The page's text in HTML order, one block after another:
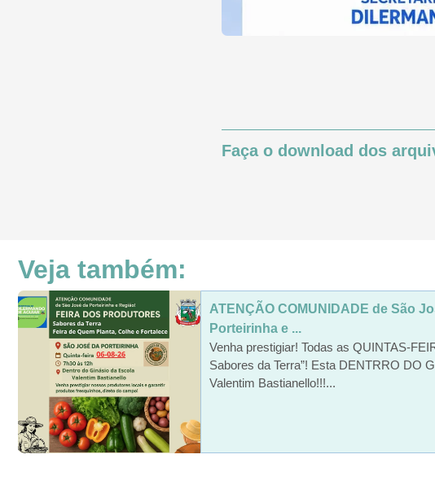
Faça o download dos
Veja também:
ATENÇÃO COMUNIDADE de São
Porteirinha e ...
Venha prestigiar! Todas as QUINTAS-
Sabores da Terra”! Esta DENTRRO DO
Valentim Bastianello!!!...